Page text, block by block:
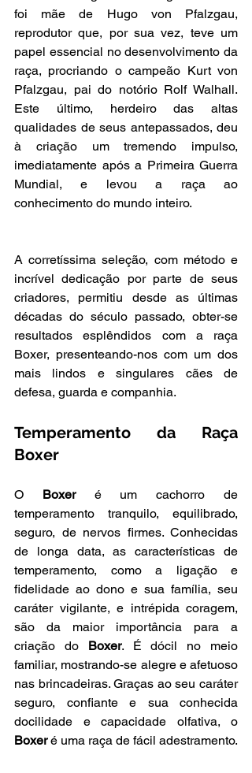
foi mãe de Hugo von Pfalzgau,
reprodutor que, por sua vez, teve um
papel essencial no desenvolvimento da
raça, procriando o campeão Kurt von
Pfalzgau, pai do notório Rolf Walhall.
Este último, herdeiro das altas
qualidades de seus antepassados, deu
à criação um tremendo impulso,
imediatamente após a Primeira Guerra
Mundial, e levou a raça ao
conhecimento do mundo inteiro.
A corretíssima seleção, com método e
incrível dedicação por parte de seus
criadores, permitiu desde as últimas
décadas do século passado, obter-se
resultados esplêndidos com a raça
Boxer, presenteando-nos com um dos
mais lindos e singulares cães de
defesa, guarda e companhia.
Temperamento da Raça
Boxer
O Boxer é um cachorro de
temperamento tranquilo, equilibrado,
seguro, de nervos firmes. Conhecidas
de longa data, as características de
temperamento, como a ligação e
fidelidade ao dono e sua família, seu
caráter vigilante, e intrépida coragem,
são da maior importância para a
criação do Boxer. É dócil no meio
familiar, mostrando-se alegre e afetuoso
nas brincadeiras. Graças ao seu caráter
seguro, confiante e sua conhecida
Boxer é uma raça de fácil adestramento.